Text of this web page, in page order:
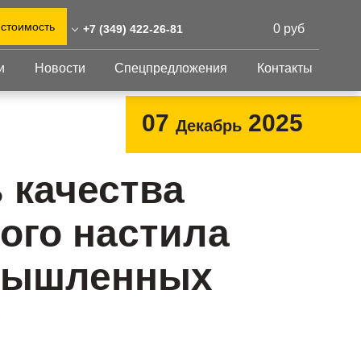
+7 (349) 422-26-81
422-26-81
Губкина, 14А
и склад: Калужская
район Боровский,
парк "Ворсино",
0 руб
Изделия из
перфорированных
листов
Крепеж
Просечно-
настил
Металлоконструкция
Готовая продукция
Новости Спецпредложения Контакты
07 Декабрь 2025
настила